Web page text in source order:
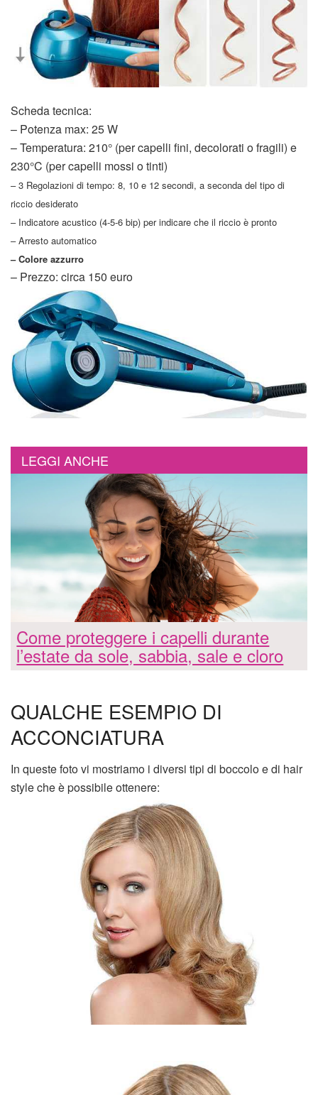
Scheda tecnica:
– Potenza max: 25 W
– Temperatura: 210° (per capelli fini, decolorati o fragili) e
230°C (per capelli mossi o tinti)
– 3 Regolazioni di tempo: 8, 10 e 12 secondi, a seconda del tipo di
riccio desiderato
– Indicatore acustico (4-5-6 bip) per indicare che il riccio è pronto
– Arresto automatico
– Colore azzurro
– Prezzo: circa 150 euro
LEGGI ANCHE
Come proteggere i capelli durante
l’estate da sole, sabbia, sale e cloro
QUALCHE ESEMPIO DI
ACCONCIATURA
In queste foto vi mostriamo i diversi tipi di boccolo e di hair
style che è possibile ottenere: